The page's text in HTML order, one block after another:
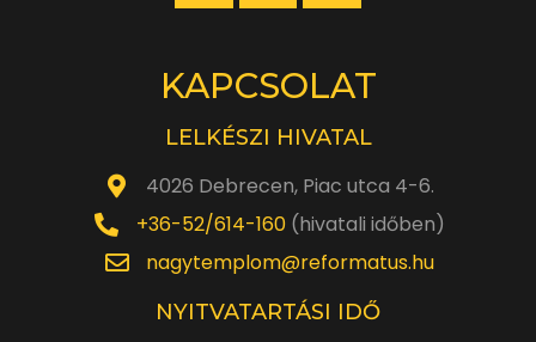
KAPCSOLAT
LELKÉSZI HIVATAL
4026 Debrecen, Piac utca 4-6.
+36-52/614-160(hivatali időben)
nagytemplom@reformatus.hu
NYITVATARTÁSI IDŐ